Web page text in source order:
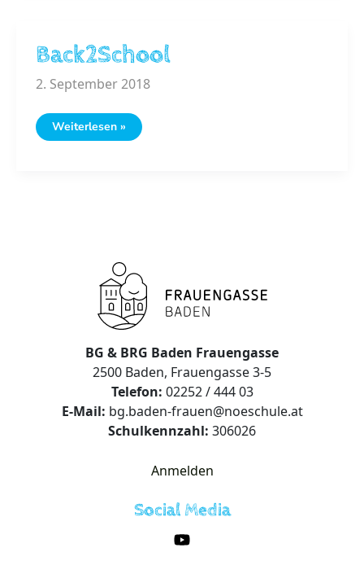
Back2School
2. September 2018
Back2School
Weiterlesen »
BG & BRG Baden Frauengasse
2500 Baden, Frauengasse 3-5
Telefon: 02252 / 444 03
E-Mail: bg.baden-frauen@noeschule.at
Schulkennzahl: 306026
Anmelden
Social Media